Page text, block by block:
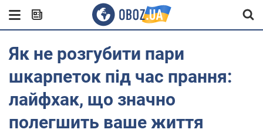
Як не розгубити пари
шкарпеток під час прання:
лайфхак, що значно
полегшить ваше життя